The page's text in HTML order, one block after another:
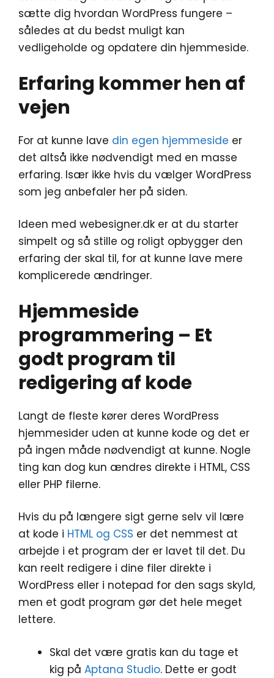
sætte dig hvordan WordPress fungere –
således at du bedst muligt kan
vedligeholde og opdatere din hjemmeside.
Erfaring kommer hen af
vejen
For at kunne lave din egen hjemmeside er
det altså ikke nødvendigt med en masse
erfaring. Især ikke hvis du vælger WordPress
som jeg anbefaler her på siden.
Ideen med webesigner.dk er at du starter
simpelt og så stille og roligt opbygger den
erfaring der skal til, for at kunne lave mere
komplicerede ændringer.
Hjemmeside
programmering – Et
godt program til
redigering af kode
Langt de fleste kører deres WordPress
hjemmesider uden at kunne kode og det er
på ingen måde nødvendigt at kunne. Nogle
ting kan dog kun ændres direkte i HTML, CSS
eller PHP filerne.
Hvis du på længere sigt gerne selv vil lære
at kode i HTML og CSS er det nemmest at
arbejde i et program der er lavet til det. Du
kan reelt redigere i dine filer direkte i
WordPress eller i notepad for den sags skyld,
men et godt program gør det hele meget
lettere.
Skal det være gratis kan du tage et
kig på Aptana Studio. Dette er godt